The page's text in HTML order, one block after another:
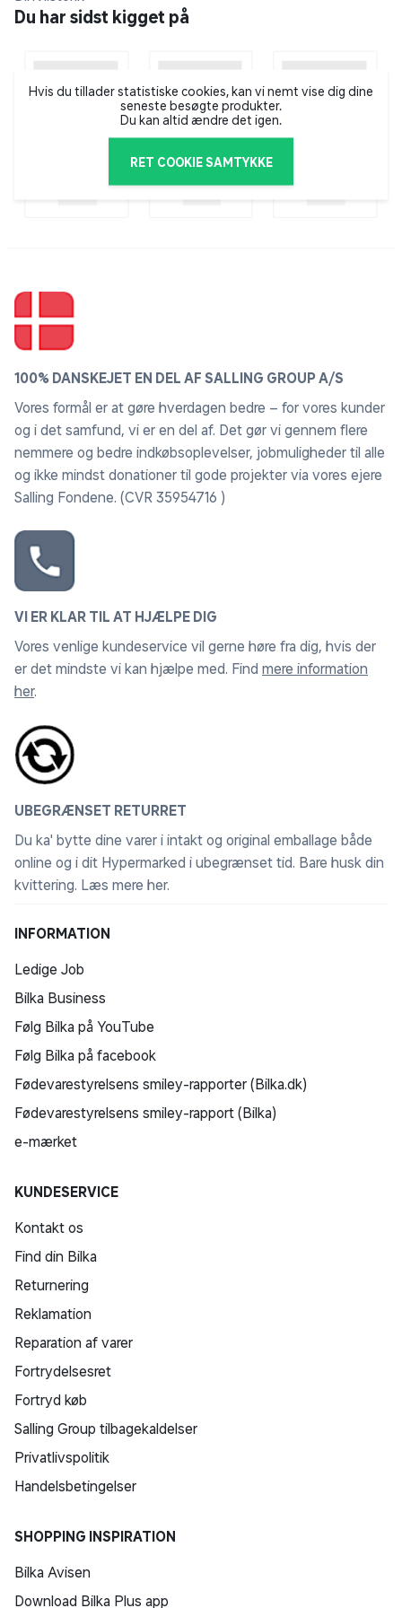
Du har sidst kigget på
Hvis du tillader statistiske cookies, kan vi nemt vise dig dine
seneste besøgte produkter.
Du kan altid ændre det igen.
RET COOKIE SAMTYKKE
100% DANSKEJET EN DEL AF SALLING GROUP A/S
Vores formål er at gøre hverdagen bedre – for vores kunder
og i det samfund, vi er en del af. Det gør vi gennem flere
nemmere og bedre indkøbsoplevelser, jobmuligheder til alle
og ikke mindst donationer til gode projekter via vores ejere
Salling Fondene. (CVR 35954716 )
VI ER KLAR TIL AT HJÆLPE DIG
Vores venlige kundeservice vil gerne høre fra dig, hvis der
er det mindste vi kan hjælpe med. Find mere information
her.
UBEGRÆNSET RETURRET
Du ka' bytte dine varer i intakt og original emballage både
online og i dit Hypermarked i ubegrænset tid. Bare husk din
kvittering. Læs mere her.
INFORMATION
Ledige Job
Bilka Business
Følg Bilka på YouTube
Følg Bilka på facebook
Fødevarestyrelsens smiley-rapporter (Bilka.dk)
Fødevarestyrelsens smiley-rapport (Bilka)
e-mærket
KUNDESERVICE
Kontakt os
Find din Bilka
Returnering
Reklamation
Reparation af varer
Fortrydelsesret
Fortryd køb
Salling Group tilbagekaldelser
Privatlivspolitik
Handelsbetingelser
SHOPPING INSPIRATION
Bilka Avisen
Download Bilka Plus app